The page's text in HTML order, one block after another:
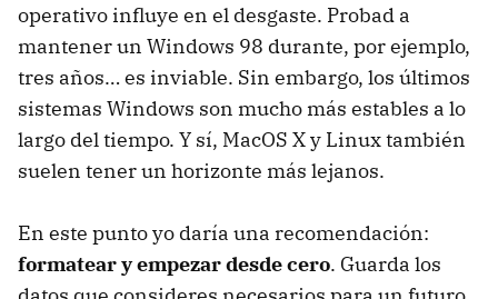
operativo influye en el desgaste. Probad a
mantener un Windows 98 durante, por ejemplo,
tres años… es inviable. Sin embargo, los últimos
sistemas Windows son mucho más estables a lo
largo del tiempo. Y sí, MacOS X y Linux también
suelen tener un horizonte más lejanos.
En este punto yo daría una recomendación:
formatear y empezar desde cero. Guarda los